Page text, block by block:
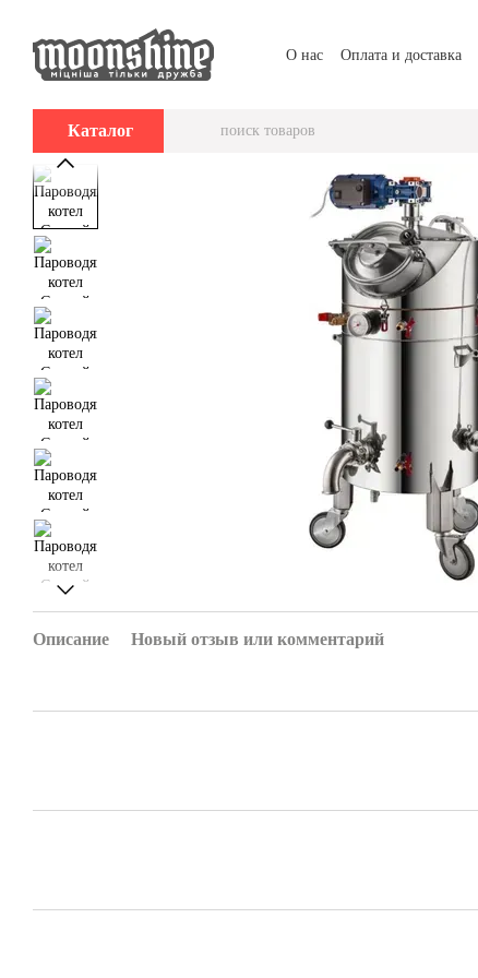
О нас Оплата и доставка
Каталог
Описание Новый отзыв или комментарий